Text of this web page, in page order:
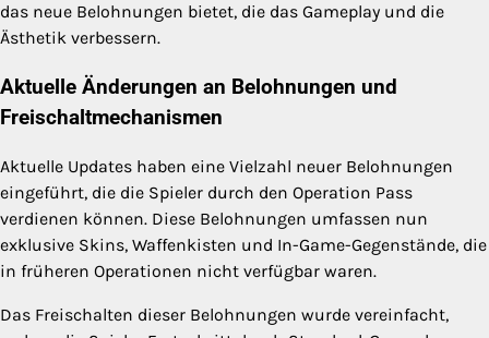
das neue Belohnungen bietet, die das Gameplay und die
Ästhetik verbessern.
Aktuelle Änderungen an Belohnungen und
Freischaltmechanismen
Aktuelle Updates haben eine Vielzahl neuer Belohnungen
eingeführt, die die Spieler durch den Operation Pass
verdienen können. Diese Belohnungen umfassen nun
exklusive Skins, Waffenkisten und In-Game-Gegenstände, die
in früheren Operationen nicht verfügbar waren.
Das Freischalten dieser Belohnungen wurde vereinfacht,